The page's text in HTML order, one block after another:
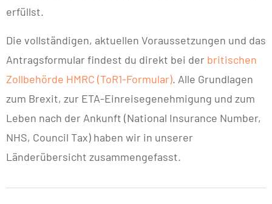
erfüllst.
Die vollständigen, aktuellen Voraussetzungen und das
Antragsformular findest du direkt bei der britischen
Zollbehörde HMRC (ToR1-Formular). Alle Grundlagen
zum Brexit, zur ETA-Einreisegenehmigung und zum
Leben nach der Ankunft (National Insurance Number,
NHS, Council Tax) haben wir in unserer
Länderübersicht zusammengefasst.